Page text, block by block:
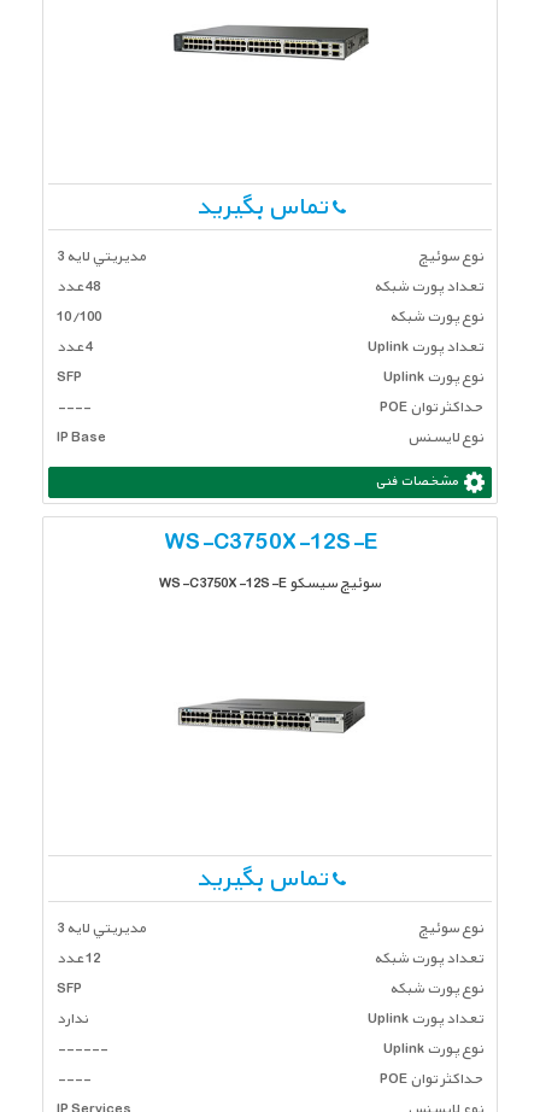
تماس بگیرید
نوع سوئیچ
مديريتي لايه 3
تعداد پورت شبكه
48 عدد
نوع پورت شبکه
10/100
تعداد پورت Uplink
4 عدد
نوع پورت Uplink
SFP
حداکثر توان POE
----
نوع لایسنس
IP Base
مشخصات فنی
WS-C3750X-12S-E
سوئیچ سیسکو WS-C3750X-12S-E
تماس بگیرید
نوع سوئیچ
مديريتي لايه 3
تعداد پورت شبكه
12 عدد
نوع پورت شبکه
SFP
تعداد پورت Uplink
ندارد
نوع پورت Uplink
------
حداکثر توان POE
----